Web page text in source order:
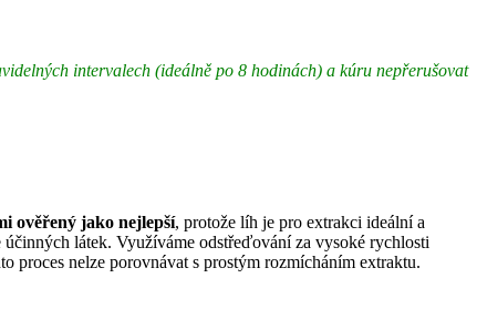
intervalech (ideálně po 8 hodinách) a kúru nepřerušovat
ověřený jako nejlepší, protože líh je pro extrakci ideální a
látek. Využíváme odstřeďování za vysoké rychlosti
nelze porovnávat s prostým rozmícháním extraktu.